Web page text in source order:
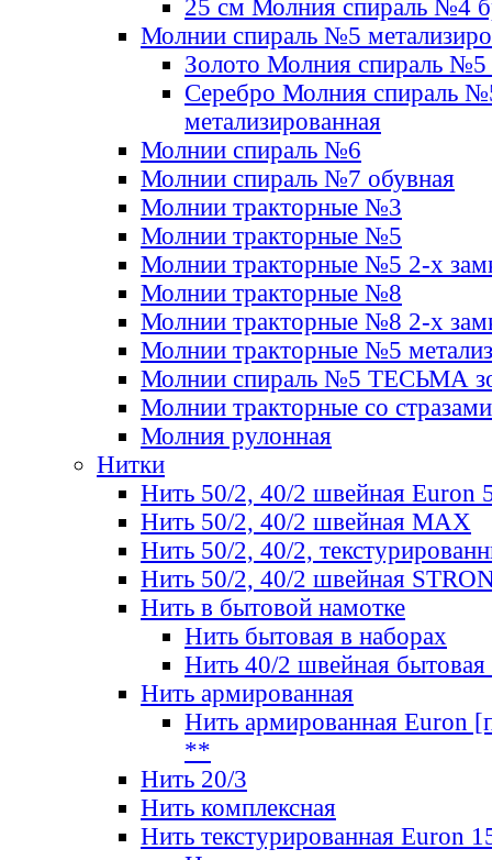
25 см Молния спираль №4
Молнии спираль №5
Золото Молния спираль №5
Серебро Молния спираль
метализированная
Молнии спираль №6
Молнии спираль №7 обувная
Молнии тракторные №3
Молнии тракторные №5
Молнии тракторные №5 2-х
Молнии тракторные №8
Молнии тракторные №8 2-х
Молнии тракторные №5
Молнии спираль №5 ТЕСЬМА
Молнии тракторные со стразами
Молния рулонная
Нитки
Нить 50/2, 40/2 швейная Euron
Нить 50/2, 40/2 швейная МАХ
Нить 50/2, 40/2,
Нить 50/2, 40/2 швейная
Нить в бытовой намотке
Нить бытовая в наборах
Нить 40/2 швейная бытовая
Нить армированная
Нить армированная Euron
**
Нить 20/3
Нить комплексная
Нить текстурированная Euron